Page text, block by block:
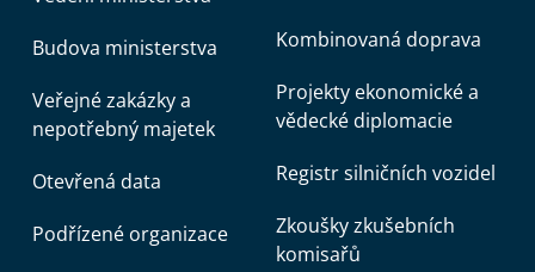
Budova ministerstva
Veřejné zakázky a
nepotřebný majetek
Otevřená data
Podřízené organizace
Kombinovaná doprava
Projekty ekonomické a
vědecké diplomacie
Registr silničních vozidel
Zkoušky zkušebních
komisařů